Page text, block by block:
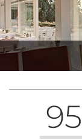
95